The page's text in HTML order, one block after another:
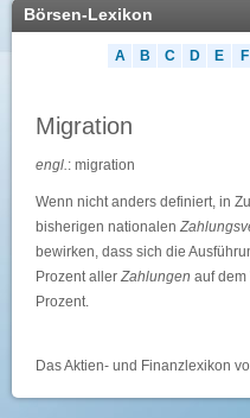
Börsen-Lexikon
A B C D E F
Migration
engl.: migration
Wenn nicht anders definiert, in
bisherigen nationalen
bewirken, dass sich die
Prozent aller Zahlungen auf dem
Prozent.
Das Aktien- und Finanzlexikon